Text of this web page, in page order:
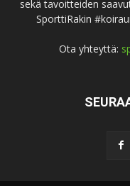
sekä tavoitteiden
SporttiRakin
Ota yhteyttä: